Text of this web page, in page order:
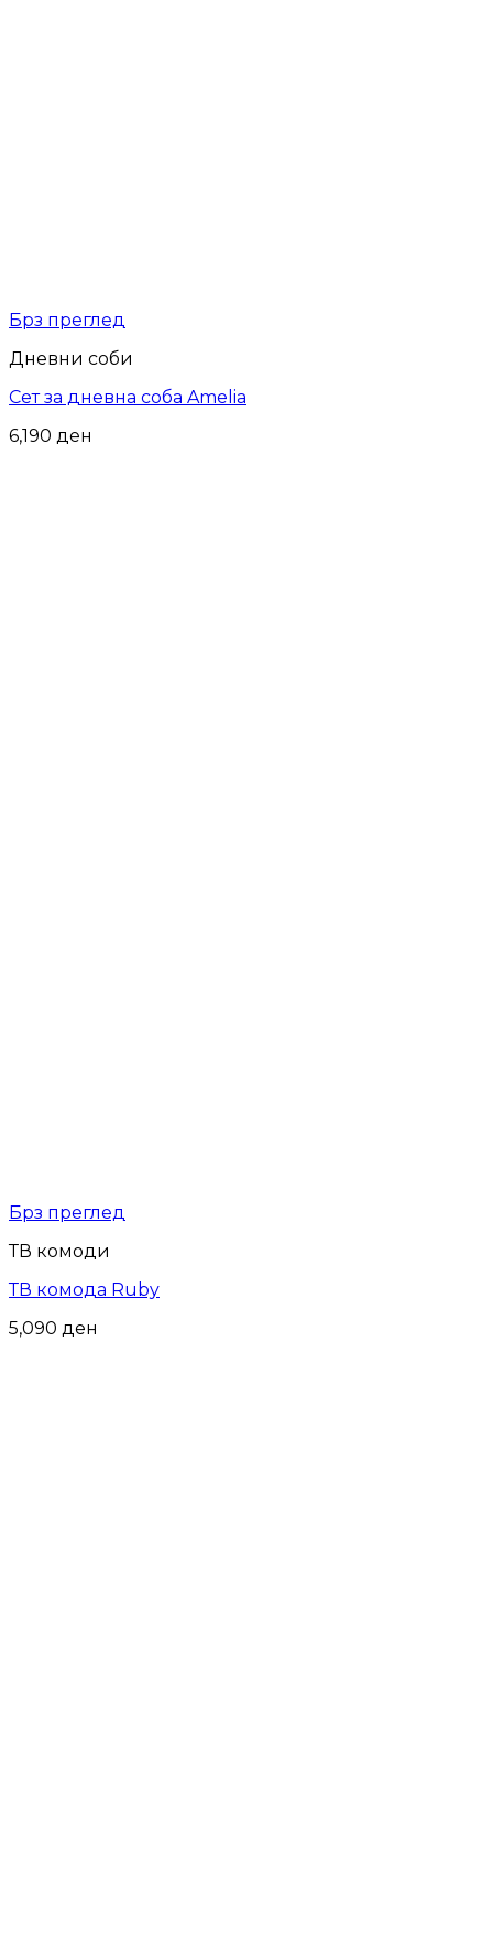
Брз преглед
Дневни соби
Сет за дневна соба Amelia
6,190 ден
Брз преглед
ТВ комоди
ТВ комода Ruby
5,090 ден